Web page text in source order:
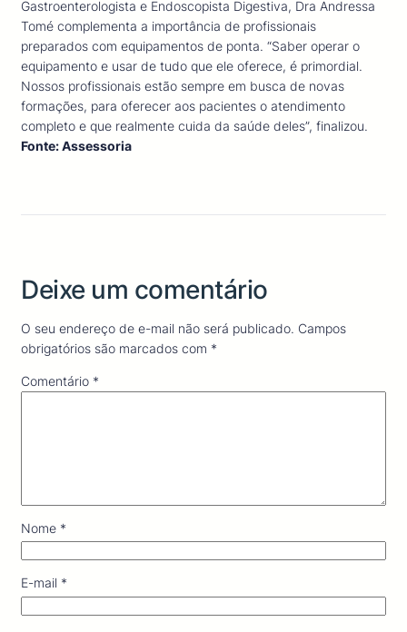
Gastroenterologista e Endoscopista Digestiva, Dra Andressa
Tomé complementa a importância de profissionais
preparados com equipamentos de ponta. “Saber operar o
equipamento e usar de tudo que ele oferece, é primordial.
Nossos profissionais estão sempre em busca de novas
formações, para oferecer aos pacientes o atendimento
completo e que realmente cuida da saúde deles”, finalizou.
Fonte: Assessoria
Deixe um comentário
O seu endereço de e-mail não será publicado. Campos
obrigatórios são marcados com *
Comentário *
Nome *
E-mail *